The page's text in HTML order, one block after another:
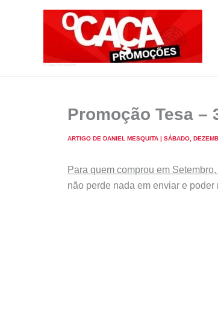
Promoção Tesa –
ARTIGO DE DANIEL MESQUITA | SÁBADO,
Para quem comprou em
não perde nada em enviar e poder